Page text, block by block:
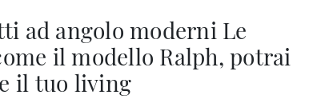
ad angolo moderni Le
il modello Ralph, potrai
il tuo living